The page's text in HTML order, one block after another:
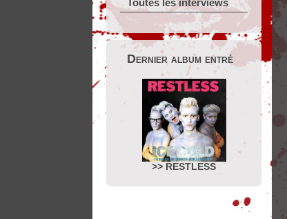
Toutes les interviews
Dernier album entré
>> RESTLESS